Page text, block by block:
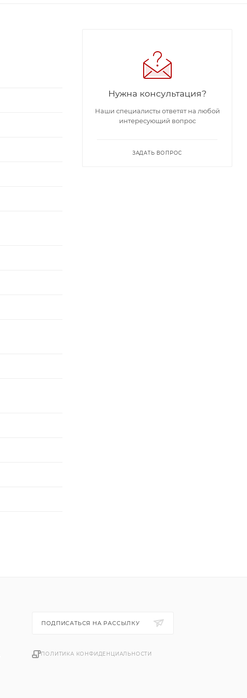
Нужна консультация?
Наши специалисты ответят на любой
интересующий вопрос
ЗАДАТЬ ВОПРОС
ПОДПИСАТЬСЯ НА РАССЫЛКУ
ПОЛИТИКА КОНФИДЕНЦИАЛЬНОСТИ